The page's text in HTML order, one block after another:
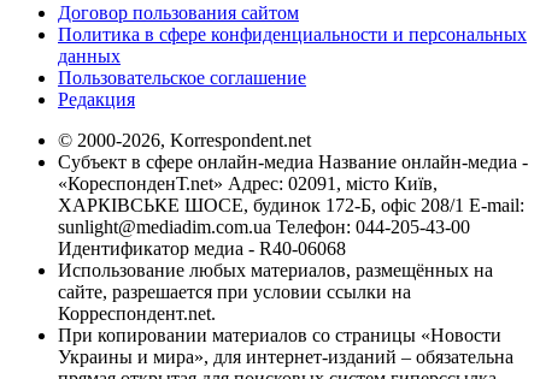
Договор пользования сайтом
Политика в сфере конфиденциальности и персональных
данных
Пользовательское соглашение
Редакция
© 2000-2026, Korrespondent.net
Субъект в сфере онлайн-медиа Название онлайн-медиа -
«КореспонденТ.net» Адрес: 02091, місто Київ,
ХАРКІВСЬКЕ ШОСЕ, будинок 172-Б, офіс 208/1 E-mail:
sunlight@mediadim.com.ua Телефон: 044-205-43-00
Идентификатор медиа - R40-06068
Использование любых материалов, размещённых на
сайте, разрешается при условии ссылки на
Корреспондент.net.
При копировании материалов со страницы «Новости
Украины и мира», для интернет-изданий – обязательна